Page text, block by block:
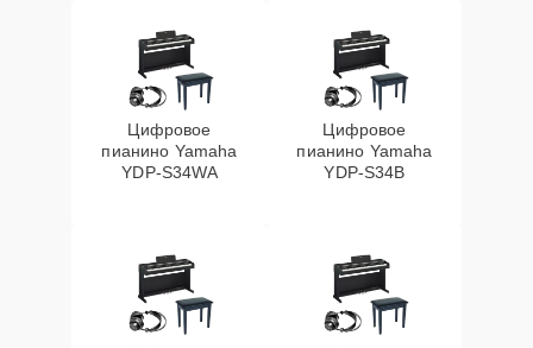
Цифровое
пианино Yamaha
YDP-S34WA
Цифровое
пианино Yamaha
YDP-S34B